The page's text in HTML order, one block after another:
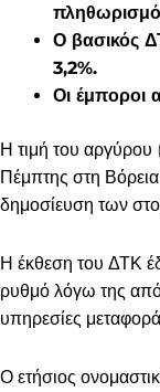
Ο βασικός
3,2%.
Οι έμποροι
Η τιμή του αργύρου
Πέμπτης στη
δημοσίευση των
Η έκθεση του ΔΤΚ
ρυθμό λόγω της
υπηρεσίες
Ο ετήσιος